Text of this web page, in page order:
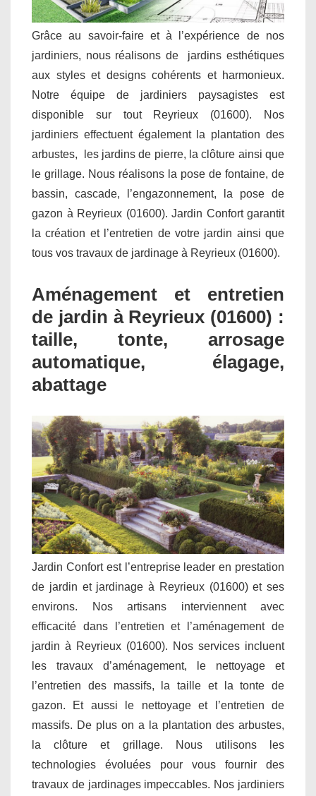
Grâce au savoir-faire et à l’expérience de nos
jardiniers, nous réalisons de jardins esthétiques
aux styles et designs cohérents et harmonieux.
Notre équipe de jardiniers paysagistes est
disponible sur tout Reyrieux (01600). Nos
jardiniers effectuent également la plantation des
arbustes, les jardins de pierre, la clôture ainsi que
le grillage. Nous réalisons la pose de fontaine, de
bassin, cascade, l’engazonnement, la pose de
gazon à Reyrieux (01600). Jardin Confort garantit
la création et l’entretien de votre jardin ainsi que
tous vos travaux de jardinage à Reyrieux (01600).
Aménagement et entretien
de jardin à Reyrieux (01600) :
taille, tonte, arrosage
automatique, élagage,
abattage
Jardin Confort est l’entreprise leader en prestation
de jardin et jardinage à Reyrieux (01600) et ses
environs. Nos artisans interviennent avec
efficacité dans l’entretien et l’aménagement de
jardin à Reyrieux (01600). Nos services incluent
les travaux d’aménagement, le nettoyage et
l’entretien des massifs, la taille et la tonte de
gazon. Et aussi le nettoyage et l’entretien de
massifs. De plus on a la plantation des arbustes,
la clôture et grillage. Nous utilisons les
technologies évoluées pour vous fournir des
travaux de jardinages impeccables. Nos jardiniers